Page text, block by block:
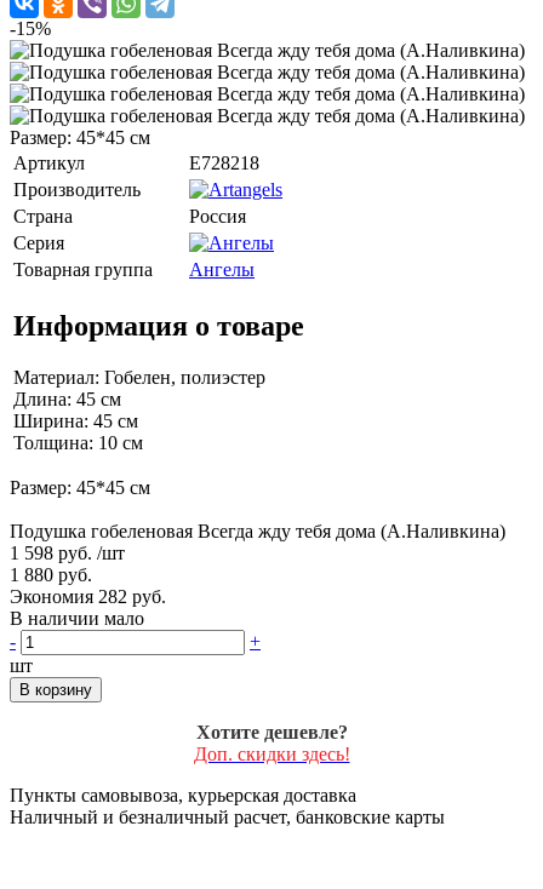
-15%
Размер: 45*45 см
Артикул
E728218
Производитель
Страна
Россия
Серия
Товарная группа
Ангелы
Информация о товаре
Материал: Гобелен, полиэстер
Длина: 45 см
Ширина: 45 см
Толщина: 10 см
Размер: 45*45 см
Подушка гобеленовая Всегда жду тебя дома (А.Наливкина)
1 598 руб. /шт
1 880 руб.
Экономия 282 руб.
В наличии мало
-
+
шт
В корзину
Хотите дешевле?
Доп. скидки здесь!
Пункты самовывоза, курьерская доставка
Наличный и безналичный расчет, банковские карты